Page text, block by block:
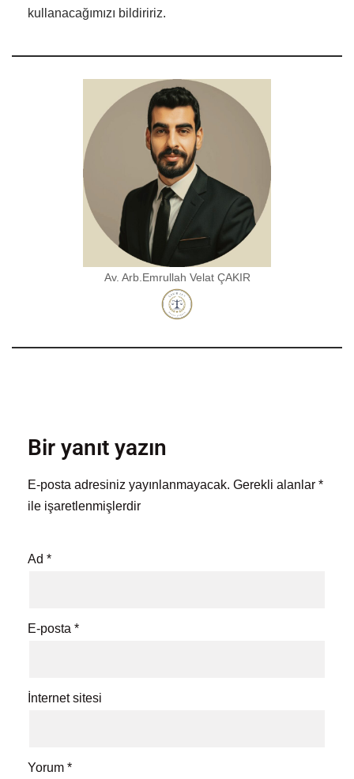
kullanacağımızı bildiririz.
Av. Arb.Emrullah Velat ÇAKIR
Bir yanıt yazın
E-posta adresiniz yayınlanmayacak. Gerekli alanlar *
ile işaretlenmişlerdir
Ad *
E-posta *
İnternet sitesi
Yorum *